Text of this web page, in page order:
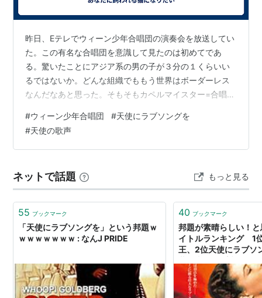
天使にラブ・ソングを2
[DVD]
出版社/メーカー: ブエナ ビスタ ホ
ーム エンターテイメント
発売日:2004/03/19
メディア: DVD
クリック: 21回
る
リスト::外国の映画::題名::た行
昨日、Eテレでウィーン少年合唱団の演奏会を放送してい
た。この有名な合唱団を意識して見たのは初めてであ
る。驚いたことにアジア系の男の子が３分の１くらいい
るではないか。どんな組織でももう世界はボーダーレス
なんだなあと思った。そもそもカペルマイスター=合唱指
思われる。しかし今回来日した団員の中には黒人種の男
子はいなかった。たまたまなのか、なんらかの採用基準
があるのか、そこはわからないが少年合唱団っていうと
今はそういうわけじゃないのねえと単純に思ったのであ
る。（差別的な意図でこれを書いているわけではない…
#ウィーン少年合唱団 #天使にラブソングを
#天使の歌声
ネットで話題 もっと見る
55 ブックマーク
「天使にラブソングを」という邦題ｗ
ｗｗｗｗｗｗｗ : なんJ PRIDE
40 ブックマーク
邦題が素晴らしい！
イトルランキング 1
王、2位天使にラブソ